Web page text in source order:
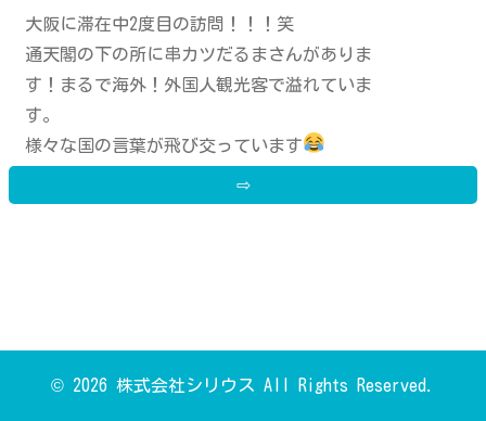
大阪に滞在中2度目の訪問！！！笑
通天閣の下の所に串カツだるまさんがありま
す！まるで海外！外国人観光客で溢れていま
す。
様々な国の言葉が飛び交っています
⇨
© 2026 株式会社シリウス All Rights Reserved.